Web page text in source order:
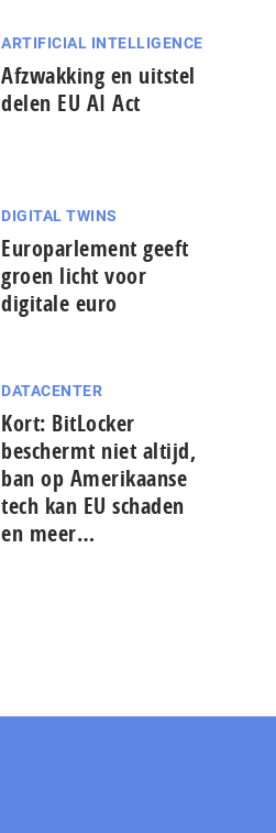
ARTIFICIAL INTELLIGENCE
Afzwakking en uitstel
delen EU AI Act
DIGITAL TWINS
Europarlement geeft
groen licht voor
digitale euro
DATACENTER
Kort: BitLocker
beschermt niet altijd,
ban op Amerikaanse
tech kan EU schaden
en meer…